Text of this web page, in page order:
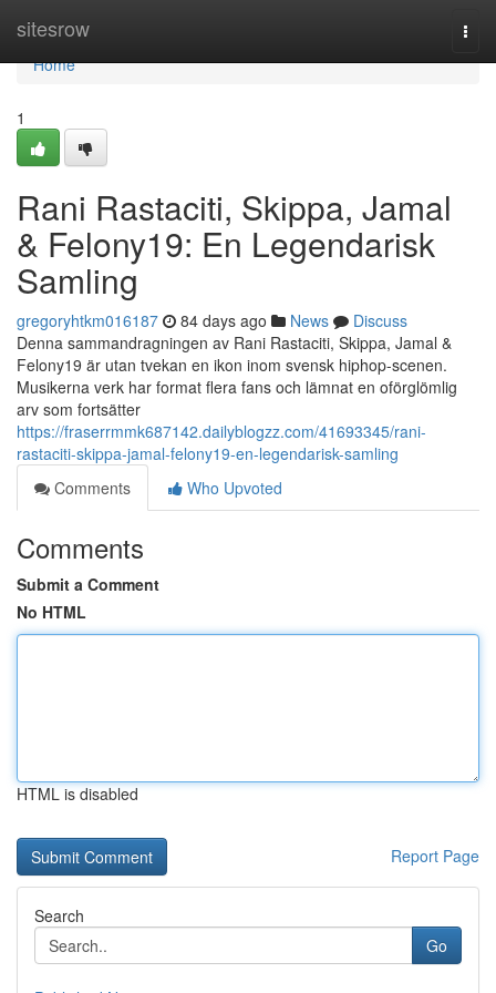
sitesrow
Home
Home
1
Rani Rastaciti, Skippa, Jamal
& Felony19: En Legendarisk
Samling
gregoryhtkm016187 84 days ago News
Discuss
Denna sammandragningen av Rani Rastaciti, Skippa, Jamal &
Felony19 är utan tvekan en ikon inom svensk hiphop-scenen.
Musikerna verk har format flera fans och lämnat en oförglömlig
arv som fortsätter
https://fraserrmmk687142.dailyblogzz.com/41693345/rani-
rastaciti-skippa-jamal-felony19-en-legendarisk-samling
Comments
Who Upvoted
Comments
Submit a Comment
No HTML
HTML is disabled
Report Page
Search
Go